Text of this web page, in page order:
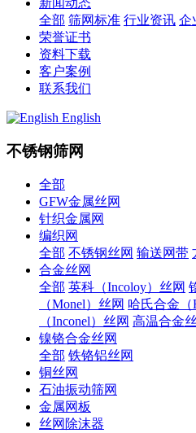
新闻动态
全部 筛网标准 行业资讯 企
荣誉证书
资料下载
客户案例
联系我们
English
不锈钢筛网
全部
GFW金属丝网
针织金属网
编织网
全部 不锈钢丝网 输送网带
合金丝网
全部 英科（Incoloy）丝网
（Monel）丝网 哈氏合金（
（Inconel）丝网 高温合金
镍铬合金丝网
全部 铁铬铝丝网
铜丝网
石油振动筛网
金属网板
丝网除沫器